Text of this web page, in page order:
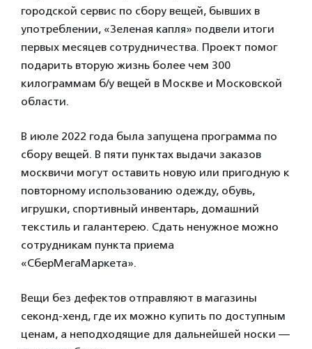
городской сервис по сбору вещей, бывших в
употреблении, «Зеленая капля» подвели итоги
первых месяцев сотрудничества. Проект помог
подарить вторую жизнь более чем 300
килограммам б/у вещей в Москве и Московской
области.
В июле 2022 года была запущена программа по
сбору вещей. В пяти пунктах выдачи заказов
москвичи могут оставить новую или пригодную к
повторному использованию одежду, обувь,
игрушки, спортивный инвентарь, домашний
текстиль и галантерею. Сдать ненужное можно
сотрудникам пункта приема
«СберМегаМаркета».
Вещи без дефектов отправляют в магазины
секонд-хенд, где их можно купить по доступным
ценам, а неподходящие для дальнейшей носки —